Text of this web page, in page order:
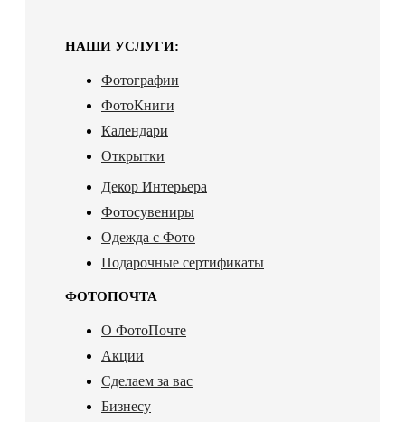
НАШИ УСЛУГИ:
Фотографии
ФотоКниги
Календари
Открытки
Декор Интерьера
Фотосувениры
Одежда с Фото
Подарочные сертификаты
ФОТОПОЧТА
О ФотоПочте
Акции
Сделаем за вас
Бизнесу